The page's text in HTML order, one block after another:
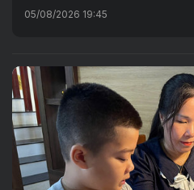
05/08/2026 19:45